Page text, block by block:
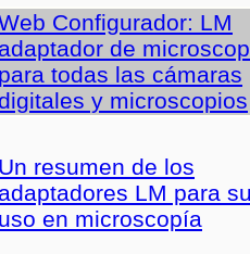
Configurador: LM
adaptador de
para todas las cámaras
digitales y microscopios
Un resumen de los
adaptadores LM para
uso en microscopía